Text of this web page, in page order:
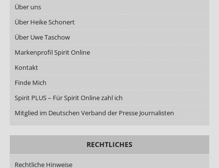
Über uns
Über Heike Schonert
Über Uwe Taschow
Markenprofil Spirit Online
Kontakt
Finde Mich
Spirit PLUS – Für Spirit Online zahl ich
Mitglied im Deutschen Verband der Presse Journalisten
RECHTLICHES
Rechtliche Hinweise